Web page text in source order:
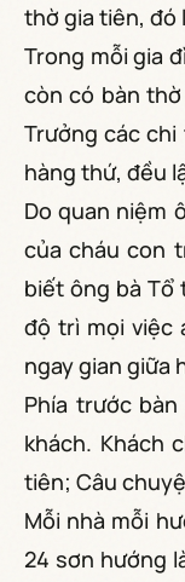
thờ gia tiên, đó
Trong mỗi gia
còn có bàn
Trưởng các
hàng thứ, đều
Do quan niệm
của cháu con
biết ông bà Tổ
độ trì mọi việc
ngay gian giữa
Phía trước
khách. Khách
tiên; Câu
Mỗi nhà mỗi
24 sơn hướng